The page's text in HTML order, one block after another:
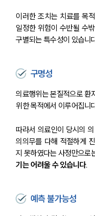
이러한 조치는 치료를 목
일정한 위험이 수반될 수
구별되는 특수성이 있습니
구명성
의료행위는 본질적으로 환
위한 목적에서 이루어집니
따라서 의료인이 당시의
의의무를 다해 적절하게
지 못하였다는 사정만으로
기는 어려울 수 있습니다.
예측 불가능성